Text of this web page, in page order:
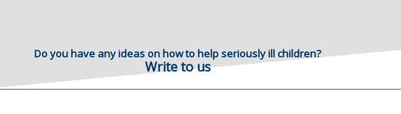
Do you have any ideas on how to help seriously ill children?
Write to us